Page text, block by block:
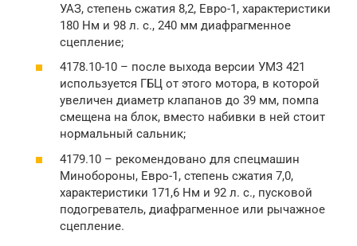
УАЗ, степень сжатия 8,2, Евро-1, характеристики
180 Нм и 98 л. с., 240 мм диафрагменное
сцепление;
4178.10-10 – после выхода версии УМЗ 421
используется ГБЦ от этого мотора, в которой
увеличен диаметр клапанов до 39 мм, помпа
смещена на блок, вместо набивки в ней стоит
нормальный сальник;
4179.10 – рекомендовано для спецмашин
Минобороны, Евро-1, степень сжатия 7,0,
характеристики 171,6 Нм и 92 л. с., пусковой
подогреватель, диафрагменное или рычажное
сцепление.